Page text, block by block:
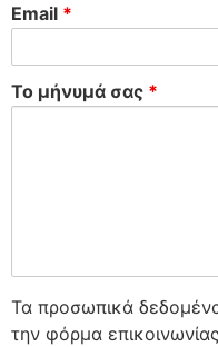
Email *
Το μήνυμά σας *
Τα προσωπικά
την φόρμα